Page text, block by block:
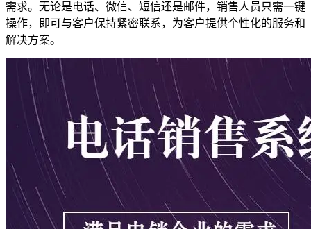
需求。无论是电话、微信、短信还是邮件，销售人员只需一键
操作，即可与客户保持紧密联系，为客户提供个性化的服务和
解决方案。